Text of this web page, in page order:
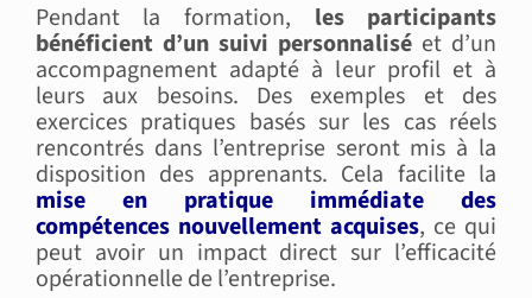
Pendant la formation, les participants
bénéficient d’un suivi personnalisé et d’un
accompagnement adapté à leur profil et à
leurs aux besoins. Des exemples et des
exercices pratiques basés sur les cas réels
rencontrés dans l’entreprise seront mis à la
disposition des apprenants. Cela facilite la
mise en pratique immédiate des
compétences nouvellement acquises, ce qui
peut avoir un impact direct sur l’efficacité
opérationnelle de l’entreprise.